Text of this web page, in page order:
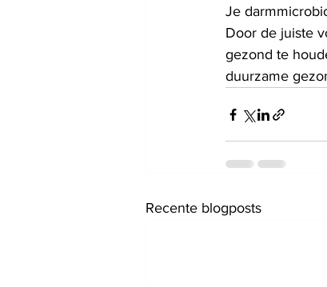
Je
Door de juiste
gezond te
duurzame
Recente blogposts